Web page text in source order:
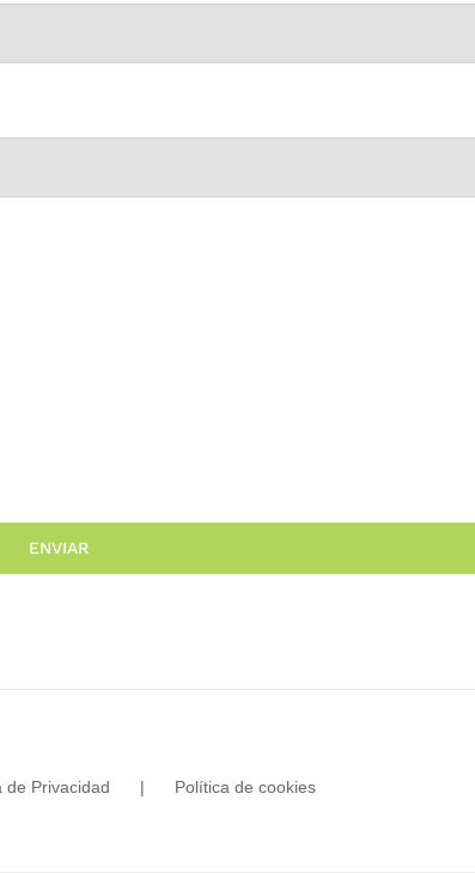
ENVIAR
de Privacidad Política de cookies